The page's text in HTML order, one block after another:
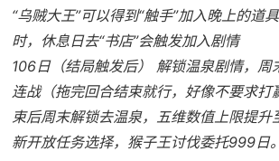
“乌贼大王”可以得到“触手”加入晚上的道
时，休息日去“书店”会触发加入剧情
106日（结局触发后） 解锁温泉剧情，周
连战（拖完回合结束就行，好像不要求打
束后周末解锁去温泉，五维数值上限提
新开放任务选择，猴子王讨伐委托999日。